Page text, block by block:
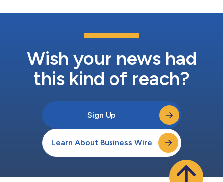
人々と共に、希少疾患患者へのケア改善に向け、限られたデータ
えます。 「1996年から希少疾患分野に携わるなかで、イノベー
ションは決して単独の努力では成し得ないことを私たちは学んで
ジデントであるメリッサ・フェルナーは強調しています。「デー
タへの継続的な投資、オープン...
Wish your news had
this kind of reach?
Sign Up
Learn About Business Wire